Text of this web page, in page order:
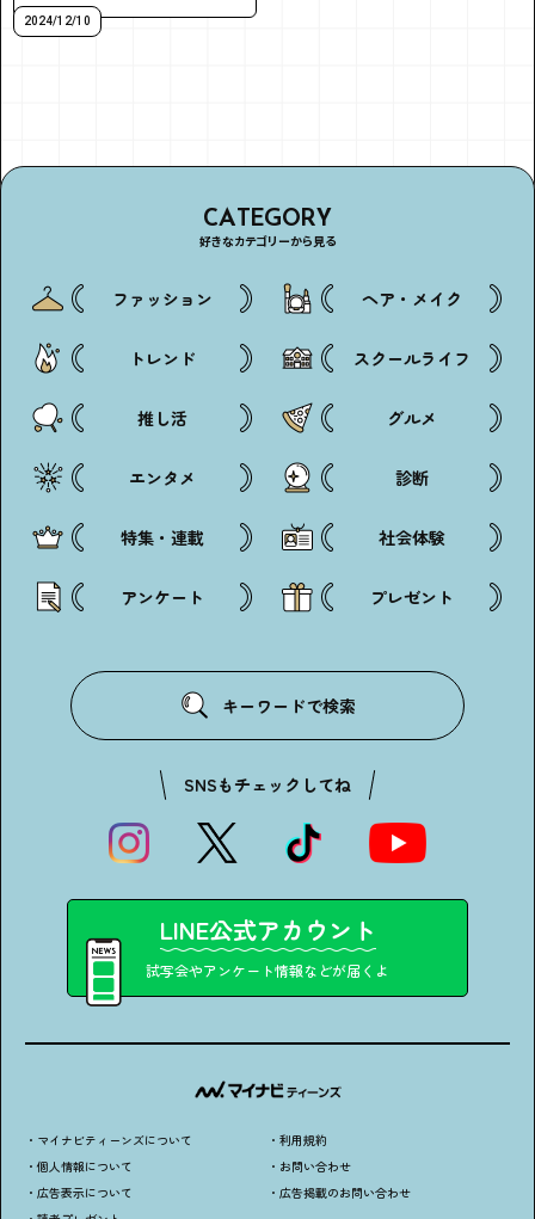
アンケートに
イベントに参加しよう！
・個人情報について
・読者プレゼント
・広告掲載のお問い合わせ
2024/12/10
CATEGORY
好きなカテゴリーから見る
ファッション ヘア・メイク
トレンド スクールライフ
推し活 グルメ
エンタメ 診断
特集・連載 社会体験
アンケート プレゼント
キーワードで検索
SNSもチェックしてね
LINE公式アカウント
試写会やアンケート情報などが届くよ
・マイナビティーンズについて
・個人情報について
・広告表示について
・利用規約
・お問い合わせ
・広告掲載のお問い合わせ